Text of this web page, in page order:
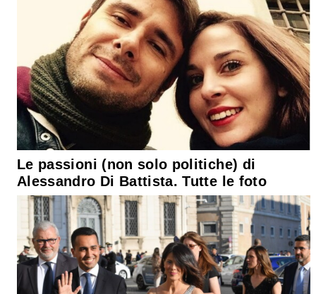
Le passioni (non solo politiche) di
Alessandro Di Battista. Tutte le foto